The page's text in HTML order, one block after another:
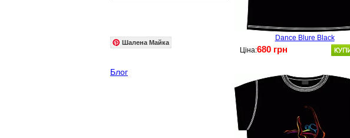
Шалена Майка
Блог
Dance Blure Black
Ціна:680 грн